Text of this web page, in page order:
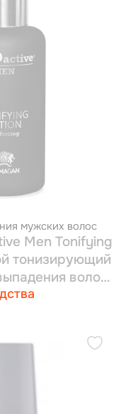
мужских волос
Men Tonifying
тонизирующий
волос